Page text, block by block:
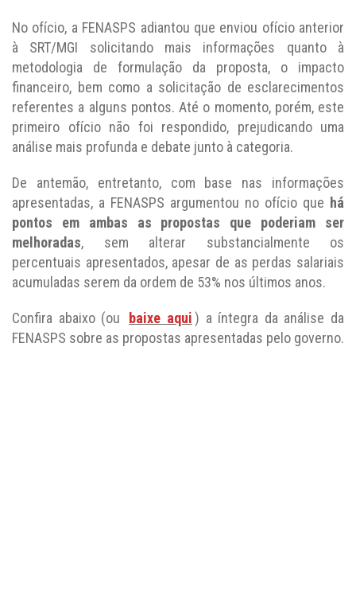
No ofício, a FENASPS adiantou que enviou ofício anterior
à SRT/MGI solicitando mais informações quanto à
metodologia de formulação da proposta, o impacto
financeiro, bem como a solicitação de esclarecimentos
referentes a alguns pontos. Até o momento, porém, este
primeiro ofício não foi respondido, prejudicando uma
análise mais profunda e debate junto à categoria.
De antemão, entretanto, com base nas informações
apresentadas, a FENASPS argumentou no ofício que há
pontos em ambas as propostas que poderiam ser
melhoradas, sem alterar substancialmente os
percentuais apresentados, apesar de as perdas salariais
acumuladas serem da ordem de 53% nos últimos anos.
Confira abaixo (ou baixe aqui ) a íntegra da análise da
FENASPS sobre as propostas apresentadas pelo governo.